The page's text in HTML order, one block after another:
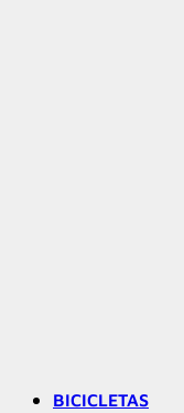
BICICLETAS